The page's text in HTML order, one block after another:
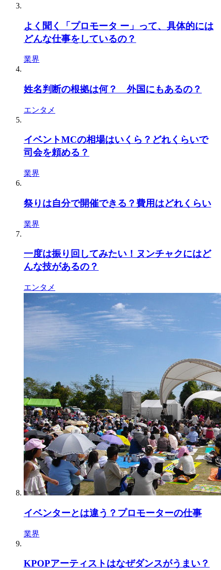
よく聞く「プロモータ ー」って、具体的には
どんな仕事をしているの？
業界
姓名判断の根拠は何？ 外国にもあるの？
エンタメ
イベントMCの相場はいくら？どれくらいで
司会を頼める？
業界
祭りは自分で開催できる？費用はどれくらい
業界
一度は振り回してみたい！ヌンチャクにはど
んな技があるの？
エンタメ
イベンターとは違う？プロモーターの仕事
業界
KPOPアーティストはなぜダンスがうまい？